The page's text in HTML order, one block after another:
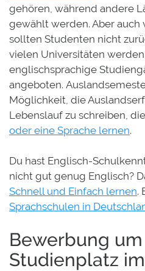
gehören, während andere
gewählt werden. Aber auch
sollten Studenten nicht
vielen Universitäten
englischsprachige
angeboten.
Möglichkeit, die
Lebenslauf zu schreiben, die
oder eine Sprache lernen.
Du hast Englisch-
nicht gut genug Englisch?
Schnell und Einfach lernen.
Sprachschulen in
Bewerbung
Studienplatz